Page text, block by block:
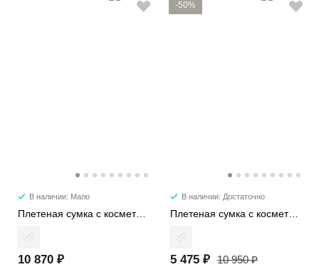
В наличии: Мало
Плетеная сумка с косметичкой 3592
10 870 ₽
-50%
В наличии: Достаточно
Плетеная сумка с косметичкой 2409
5 475 ₽ 10 950 ₽